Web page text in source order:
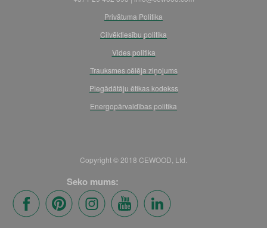
Privātuma Politika
Cilvēktiesību politika
Vides politika
Trauksmes cēlēja ziņojums
Piegādātāju ētikas kodekss
Energopārvaldības politika
Copyright © 2018 CEWOOD, Ltd.
Seko mums: